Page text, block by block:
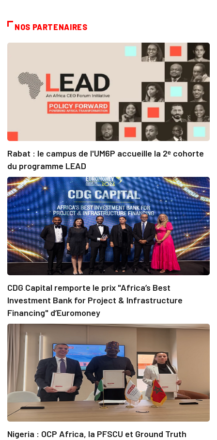
NOS PARTENAIRES
Rabat : le campus de l'UM6P accueille la 2ᵉ cohorte
du programme LEAD
CDG Capital remporte le prix "Africa’s Best
Investment Bank for Project & Infrastructure
Financing" d’Euromoney
Nigeria : OCP Africa, la PFSCU et Ground Truth